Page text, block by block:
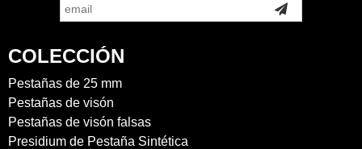
COLECCIÓN
Pestañas de 25 mm
Pestañas de visón
Pestañas de visón falsas
Presidium de Pestaña Sintética